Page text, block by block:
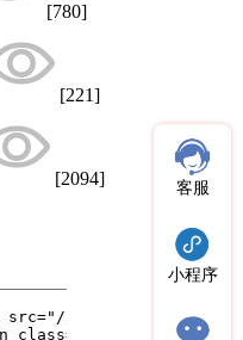
[780]
[221]
[2094] 客服
小程序